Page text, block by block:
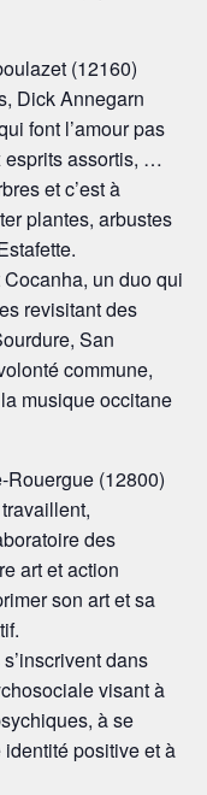
(12160)
Dick Annegarn
font l’amour pas
esprits assortis, …
et c’est à
plantes, arbustes
un duo qui
revisitant des
San
commune,
musique occitane
(12800)
des
art et action
son art et sa
dans
visant à
à se
positive et à